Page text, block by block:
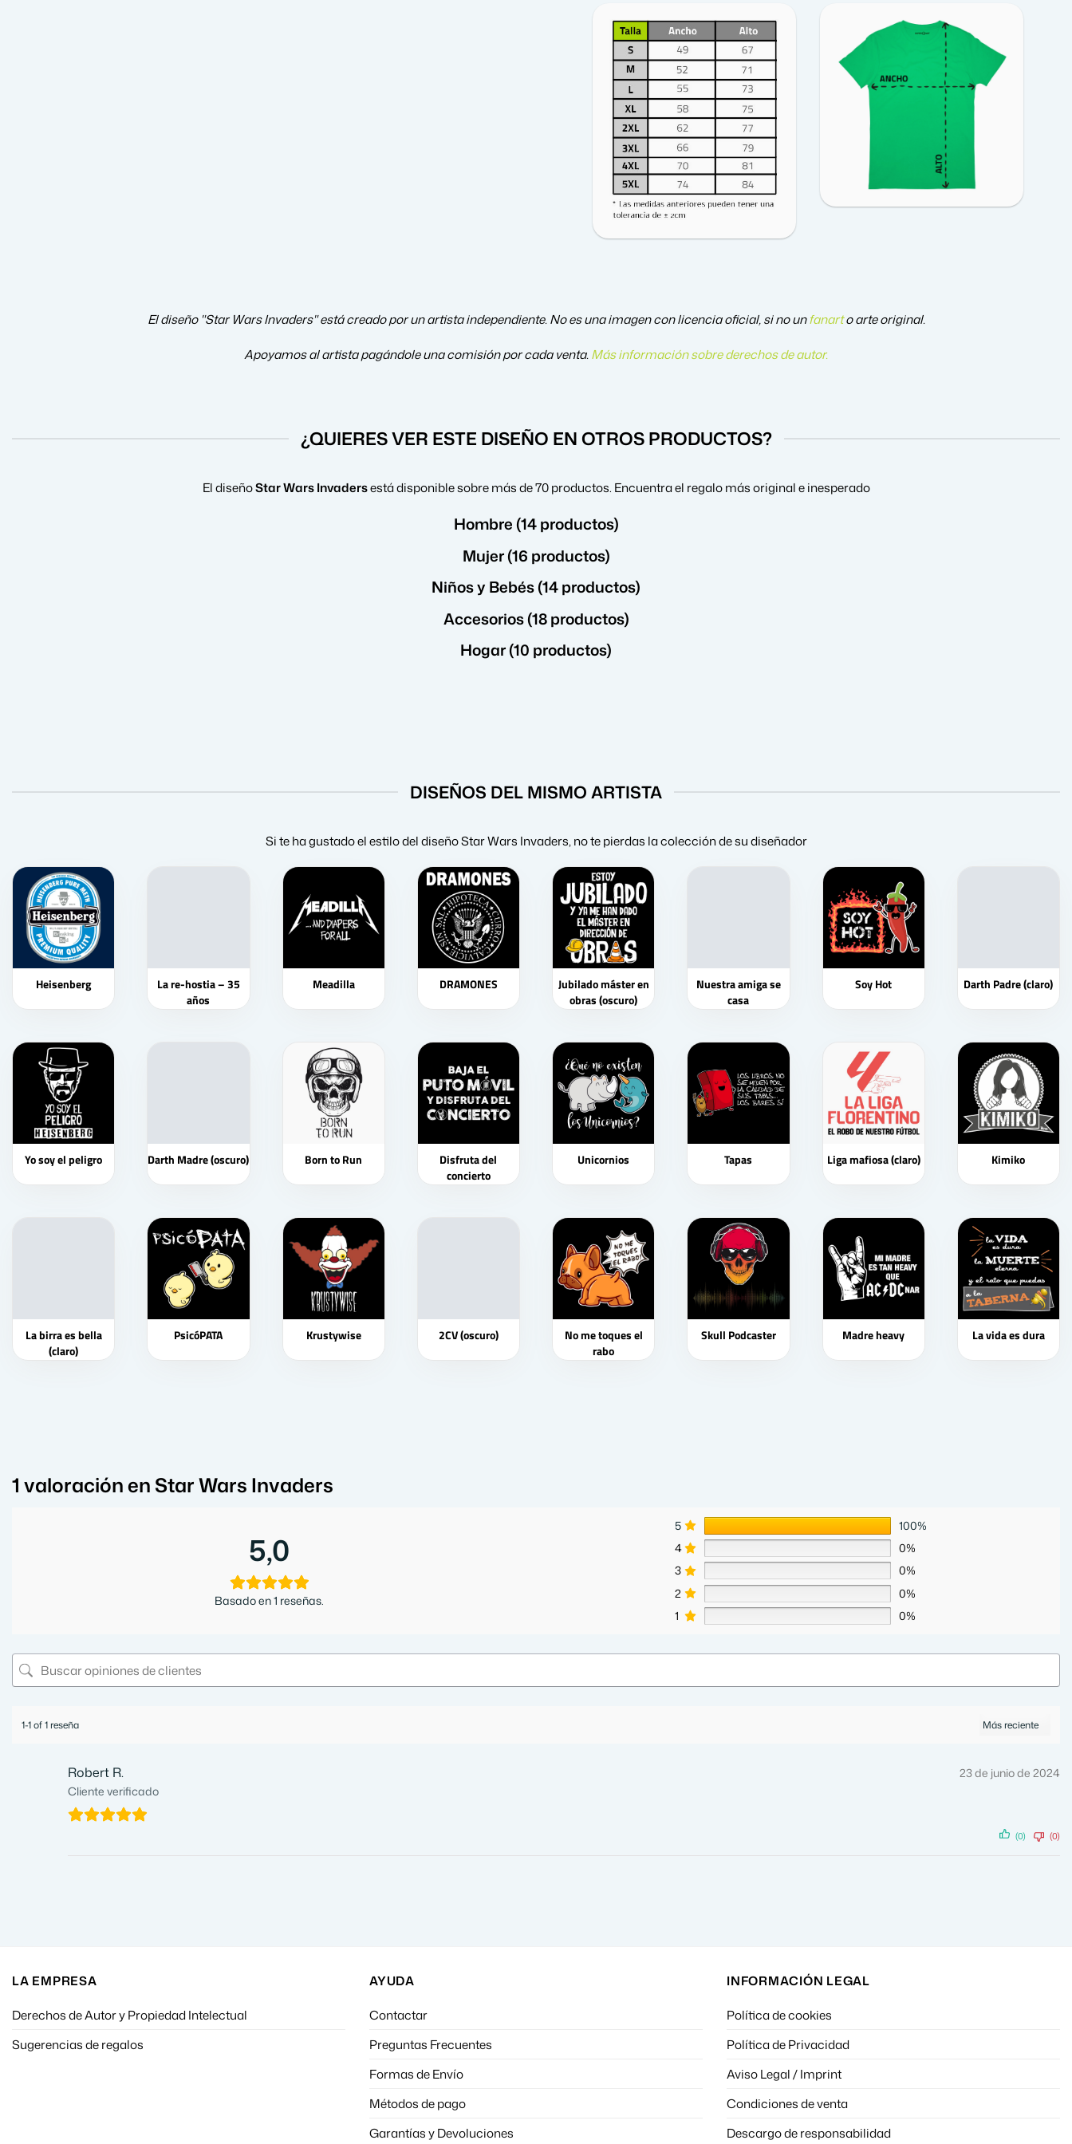
El diseño "Star Wars Invaders" está creado por un artista independiente. No es una imagen con licencia oficial, si no unfanart o arte original.
Apoyamos al artista pagándole una comisión por cada venta.Más información sobre derechos de autor.
¿QUIERES VER ESTE DISEÑO EN OTROS PRODUCTOS?
El diseñoStar Wars Invadersestá disponible sobre más de 70 productos. Encuentra el regalo más original e inesperado
Hombre (14 productos)
Mujer (16 productos)
Niños y Bebés (14 productos)
Accesorios (18 productos)
Hogar (10 productos)
DISEÑOS DEL MISMO ARTISTA
Si te ha gustado el estilo del diseño Star Wars Invaders, no te pierdas la colección de su diseñador
Heisenberg
La re-hostia – 35
años
Meadilla DRAMONES
Jubilado máster en
obras (oscuro)
Nuestra amiga se
casa
Soy Hot Darth Padre (claro)
Yo soy el peligro Darth Madre (oscuro) Born to Run
Disfruta del
concierto
Unicornios Tapas Liga mafiosa (claro) Kimiko
La birra es bella
(claro)
PsicóPATA Krustywise 2CV (oscuro)
No me toques el
rabo
Skull Podcaster Madre heavy La vida es dura
1 valoración en Star Wars Invaders
5,0
Basado en 1 reseñas.
5
100%
4
0%
3
0%
2
0%
1
0%
1-1 of 1 reseña
Robert R.
Cliente verificado
23 de junio de 2024
(0) (0)
LA EMPRESA
Derechos de Autor y Propiedad Intelectual
Sugerencias de regalos
AYUDA
Contactar
Preguntas Frecuentes
Formas de Envío
Métodos de pago
Garantías y Devoluciones
INFORMACIÓN LEGAL
Política de cookies
Política de Privacidad
Aviso Legal / Imprint
Condiciones de venta
Descargo de responsabilidad